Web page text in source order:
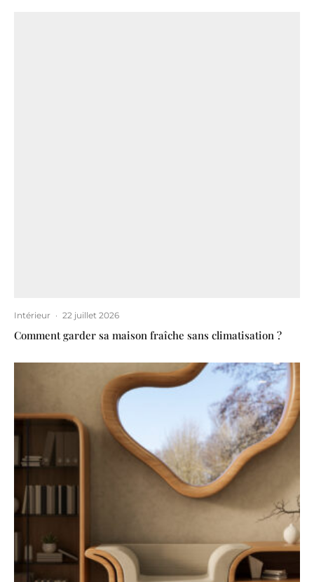
Intérieur · 22 juillet 2026
Comment garder sa maison fraîche sans climatisation ?